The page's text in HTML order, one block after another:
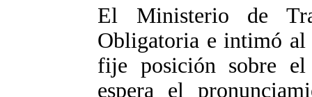
El Ministerio de
Obligatoria e intimó al
fije posición sobre
espera el